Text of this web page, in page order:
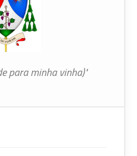
para minha vinha)"